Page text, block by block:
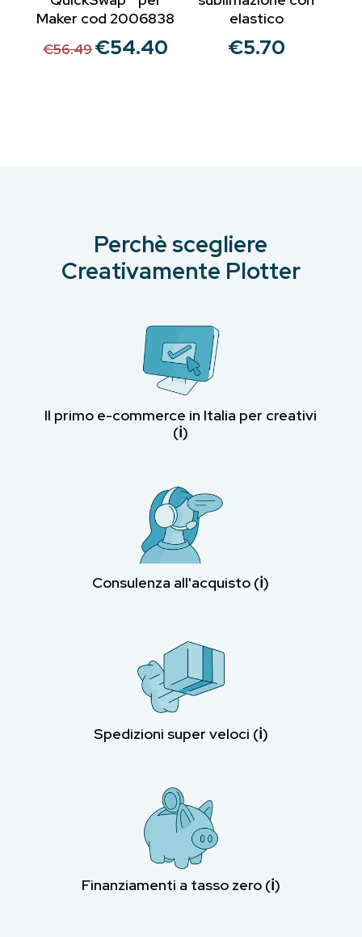
Maker cod 2006838
€56.49 Il
€54.40
elastico
€5.70
Perchè scegliere
Creativamente Plotter
Il primo e-commerce in Italia per creativi
(ℹ︎)
Consulenza all'acquisto (ℹ︎)
Spedizioni super veloci (ℹ︎)
Finanziamenti a tasso zero (ℹ︎)